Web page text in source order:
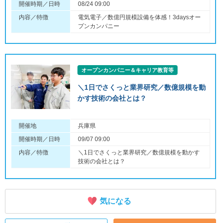
開催時期／日時
08/24 09:00
内容／特徴
電気電子／数億円規模設備を体感！3daysオー
プンカンパニー
オープンカンパニー＆キャリア教育等
＼1日でさくっと業界研究／数億規模を動
かす技術の会社とは？
開催地
兵庫県
開催時期／日時
09/07 09:00
内容／特徴
＼1日でさくっと業界研究／数億規模を動かす
技術の会社とは？
気になる